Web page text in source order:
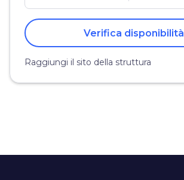
Verifica disponibilità
Raggiungi il sito della struttura